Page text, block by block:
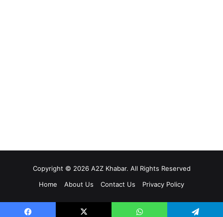
Copyright © 2026 A2Z Khabar. All Rights Reserved
Home
About Us Contact Us Privacy Policy